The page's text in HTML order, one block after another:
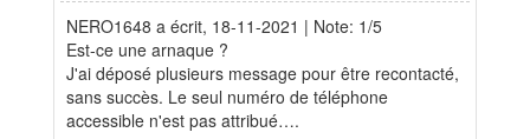
NERO1648 a écrit, 18-11-2021 | Note: 1/5
Est-ce une arnaque ?
J'ai déposé plusieurs message pour être recontacté,
sans succès. Le seul numéro de téléphone
accessible n'est pas attribué….